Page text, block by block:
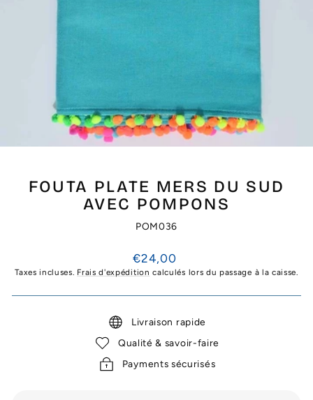
FOUTA PLATE MERS DU SUD
AVEC POMPONS
POM036
Prix
régulier
€24,00
Taxes incluses. Frais d'expédition calculés lors du passage à la caisse.
Livraison rapide
Qualité & savoir-faire
Payments sécurisés